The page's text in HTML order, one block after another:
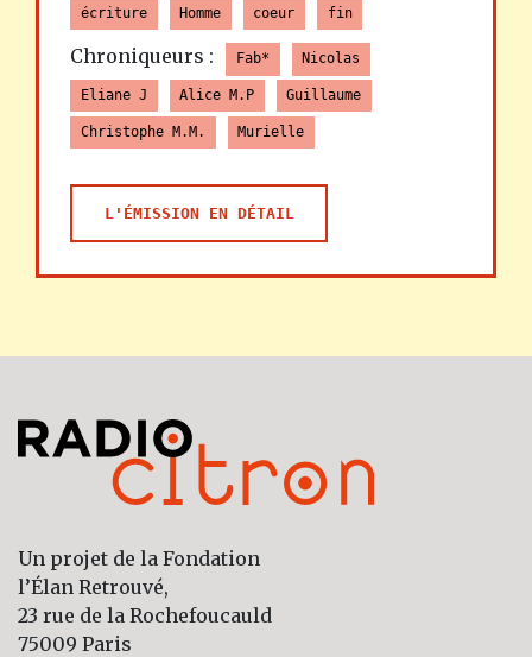
écriture Homme coeur fin
Chroniqueurs : Fab* Nicolas
Eliane J Alice M.P Guillaume
Christophe M.M. Murielle
L'ÉMISSION EN DÉTAIL
Un projet de la Fondation
l’Élan Retrouvé,
23 rue de la Rochefoucauld
75009 Paris